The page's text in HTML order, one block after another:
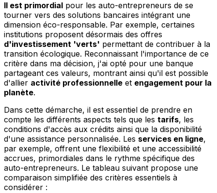
Il est primordial pour les auto-entrepreneurs de se
tourner vers des solutions bancaires intégrant une
dimension éco-responsable. Par exemple, certaines
institutions proposent désormais des offres
d'investissement 'verts' permettant de contribuer à la
transition écologique. Reconnaissant l'importance de ce
critère dans ma décision, j'ai opté pour une banque
partageant ces valeurs, montrant ainsi qu'il est possible
d'allier activité professionnelle et engagement pour la
planète.
Dans cette démarche, il est essentiel de prendre en
compte les différents aspects tels que les tarifs, les
conditions d'accès aux crédits ainsi que la disponibilité
d'une assistance personnalisée. Les services en ligne,
par exemple, offrent une flexibilité et une accessibilité
accrues, primordiales dans le rythme spécifique des
auto-entrepreneurs. Le tableau suivant propose une
comparaison simplifiée des critères essentiels à
considérer :